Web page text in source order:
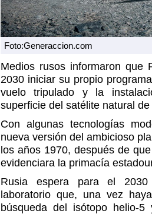
Foto:Generaccion.com
Medios rusos informaron que
2030 iniciar su propio
vuelo tripulado y la
superficie del satélite natural
Con algunas tecnologías
nueva versión del ambicioso
los años 1970, después de
evidenciara la primacía
Rusia espera para el
laboratorio que, una vez
búsqueda del isótopo helio-